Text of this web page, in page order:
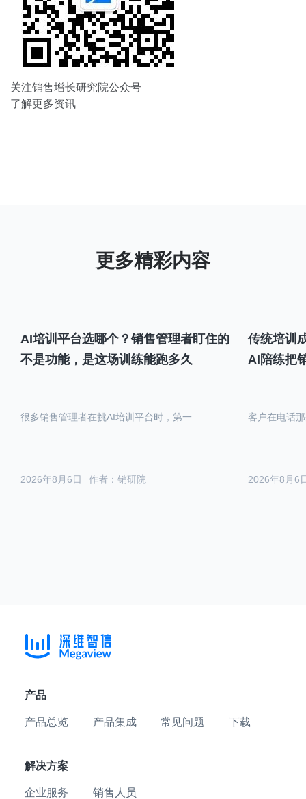
关注销售增长研究院公众号
了解更多资讯
AI培训平台选哪个？销售管理者盯住的
不是功能，是这场训练能跑多久
作者：销研院
2026年8月6日
很多销售管理者在挑AI培训平台时，第一
传统培训
AI陪练把
2026年8月6
客户在电话
产品
产品总览 产品集成 常见问题 下载
解决方案
企业服务 销售人员